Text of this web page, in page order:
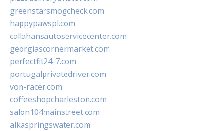
greenstarsmogcheck.com
happypawspl.com
callahansautoservicecenter.com
georgiascornermarket.com
perfectfit24-7.com
portugalprivatedriver.com
von-racer.com
coffeeshopcharleston.com
salon104mainstreet.com
alkaspringswater.com